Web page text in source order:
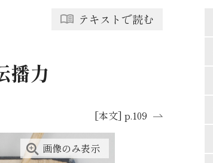
テキストで読む
播力
[本文] p.109
画像のみ表示